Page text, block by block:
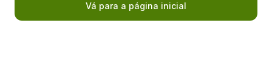
Vá para a página inicial